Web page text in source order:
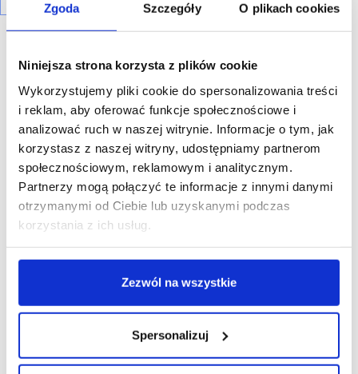
Zgoda Szczegóły O plikach cookies
Niniejsza strona korzysta z plików cookie
Wykorzystujemy pliki cookie do spersonalizowania treści
i reklam, aby oferować funkcje społecznościowe i
analizować ruch w naszej witrynie. Informacje o tym, jak
korzystasz z naszej witryny, udostępniamy partnerom
społecznościowym, reklamowym i analitycznym.
Partnerzy mogą połączyć te informacje z innymi danymi
otrzymanymi od Ciebie lub uzyskanymi podczas
korzystania z ich usług.
Zezwól na wszystkie
Spersonalizuj
R E K L A M A